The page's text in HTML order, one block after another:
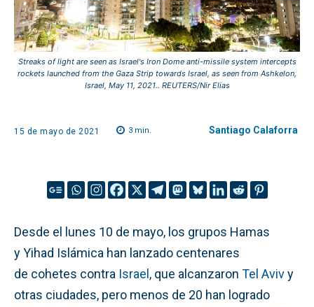
Streaks of light are seen as Israel's Iron Dome anti-missile system intercepts
rockets launched from the Gaza Strip towards Israel, as seen from Ashkelon,
Israel, May 11, 2021.. REUTERS/Nir Elias
15 de mayo de 2021 3 min. Santiago Calaforra
Desde el lunes 10 de mayo, los grupos Hamas
y Yihad Islámica han lanzado centenares
de cohetes contra Israel, que alcanzaron Tel Avivy
otras ciudades, pero menos de 20 han logrado